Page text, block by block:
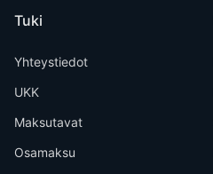
Tuki
Yhteystiedot
UKK
Maksutavat
Osamaksu